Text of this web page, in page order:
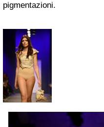
pigmentazioni.